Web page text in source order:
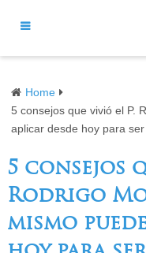
Home
5 consejos que vivió el P.
aplicar desde hoy para
5 consejos
Rodrigo
mismo